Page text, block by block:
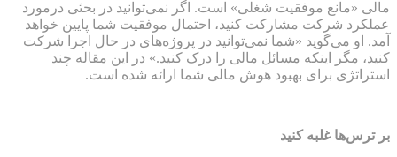
مالی «مانع موفقیت شغلی» است. اگر نمی‌توانید در بحثی درمورد
عملکرد شرکت مشارکت کنید، احتمال موفقیت شما پایین خواهد
آمد. او می‌گوید «شما نمی‌توانید در پروژه‌های در حال اجرا شرکت
کنید، مگر اینکه مسائل مالی را درک کنید.» در این مقاله چند
استراتژی برای بهبود هوش مالی شما ارائه شده است.
بر ترس‌ها غلبه کنید